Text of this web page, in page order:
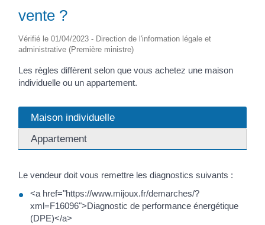
vente ?
Vérifié le 01/04/2023 - Direction de l'information légale et
administrative (Première ministre)
Les règles diffèrent selon que vous achetez une maison
individuelle ou un appartement.
Maison individuelle
Appartement
Le vendeur doit vous remettre les diagnostics suivants :
<a href="https://www.mijoux.fr/demarches/?
xml=F16096">Diagnostic de performance énergétique
(DPE)</a>